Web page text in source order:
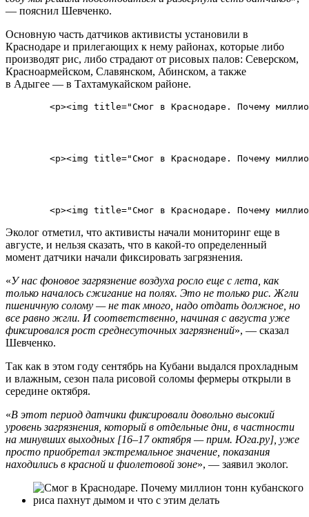
— пояснил Шевченко.
Основную часть датчиков активисты установили в
Краснодаре и прилегающих к нему районах, которые либо
производят рис, либо страдают от рисовых палов: Северском,
Красноармейском, Славянском, Абинском, а также
в Адыгее — в Тахтамукайском районе.
<p><img title="Смог в Краснодаре. Почему
<p><img title="Смог в Краснодаре. Почему
Эколог отметил, что активисты начали мониторинг еще в
августе, и нельзя сказать, что в какой-то определенный
момент датчики начали фиксировать загрязнения.
«У нас фоновое загрязнение воздуха росло еще с лета, как
только началось сжигание на полях. Это не только рис. Жгли
пшеничную солому — не так много, надо отдать должное, но
все равно жгли. И соответственно, начиная с августа уже
фиксировался рост среднесуточных загрязнений», — сказал
Шевченко.
Так как в этом году сентябрь на Кубани выдался прохладным
и влажным, сезон пала рисовой соломы фермеры открыли в
середине октября.
«В этот период датчики фиксировали довольно высокий
уровень загрязнения, который в отдельные дни, в частности
на минувших выходных [16–17 октября — прим. Юга.ру], уже
просто приобретал экстремальное значение, показания
находились в красной и фиолетовой зоне», — заявил эколог.